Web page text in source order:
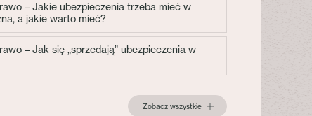
– Jakie ubezpieczenia trzeba mieć w
a jakie warto mieć?
– Jak się „sprzedają” ubezpieczenia w
Zobacz wszystkie